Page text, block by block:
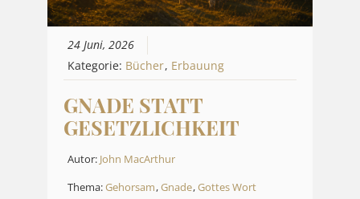
24 Juni, 2026
Kategorie: Bücher, Erbauung
GNADE STATT
GESETZLICHKEIT
Autor: John MacArthur
Thema:Gehorsam,Gnade,Gottes Wort